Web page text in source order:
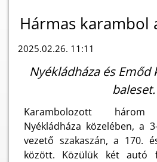
Hármas karambol
2025.02.26. 11:11
Nyékládháza és
baleset.
Karambolozott három
Nyékládháza közelében, a
vezető szakaszán, a 170.
között. Közülük két autó